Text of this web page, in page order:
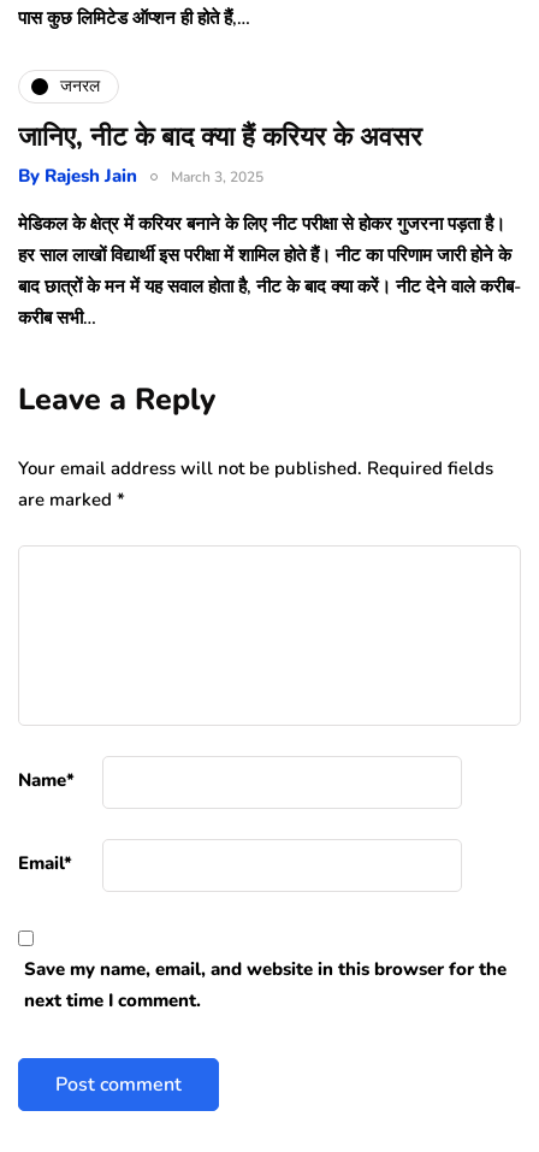
पास कुछ लिमिटेड ऑप्शन ही होते हैं,…
जनरल
जानिए, नीट के बाद क्या हैं करियर के अवसर
By Rajesh Jain March 3, 2025
मेडिकल के क्षेत्र में करियर बनाने के लिए नीट परीक्षा से होकर गुजरना पड़ता है।
हर साल लाखों विद्यार्थी इस परीक्षा में शामिल होते हैं। नीट का परिणाम जारी होने के
बाद छात्रों के मन में यह सवाल होता है, नीट के बाद क्या करें। नीट देने वाले करीब-
करीब सभी…
Leave a Reply
Your email address will not be published. Required fields
are marked *
Name*
Email*
Save my name, email, and website in this browser for the
next time I comment.